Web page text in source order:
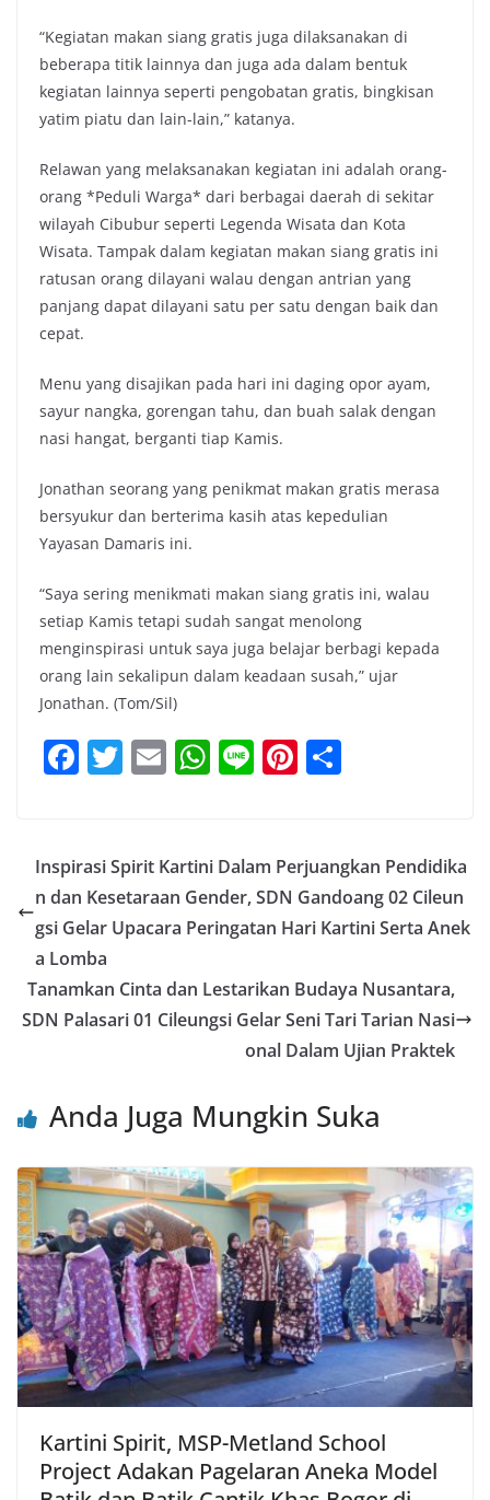
“Kegiatan makan siang gratis juga dilaksanakan di
beberapa titik lainnya dan juga ada dalam bentuk
kegiatan lainnya seperti pengobatan gratis, bingkisan
yatim piatu dan lain-lain,” katanya.
Relawan yang melaksanakan kegiatan ini adalah orang-
orang *Peduli Warga* dari berbagai daerah di sekitar
wilayah Cibubur seperti Legenda Wisata dan Kota
Wisata. Tampak dalam kegiatan makan siang gratis ini
ratusan orang dilayani walau dengan antrian yang
panjang dapat dilayani satu per satu dengan baik dan
cepat.
Menu yang disajikan pada hari ini daging opor ayam,
sayur nangka, gorengan tahu, dan buah salak dengan
nasi hangat, berganti tiap Kamis.
Jonathan seorang yang penikmat makan gratis merasa
bersyukur dan berterima kasih atas kepedulian
Yayasan Damaris ini.
“Saya sering menikmati makan siang gratis ini, walau
setiap Kamis tetapi sudah sangat menolong
menginspirasi untuk saya juga belajar berbagi kepada
orang lain sekalipun dalam keadaan susah,” ujar
Jonathan. (Tom/Sil)
F
e
b
o
o
k
T
er
E
l
W
s
A
p
Li Pi
e
st
e
Inspirasi Spirit Kartini Dalam Perjuangkan Pendidika
n dan Kesetaraan Gender, SDN Gandoang 02 Cileun
gsi Gelar Upacara Peringatan Hari Kartini Serta Anek
a Lomba
Tanamkan Cinta dan Lestarikan Budaya Nusantara,
SDN Palasari 01 Cileungsi Gelar Seni Tari Tarian Nasi
onal Dalam Ujian Praktek
Anda Juga Mungkin Suka
Kartini Spirit, MSP-Metland School
Project Adakan Pagelaran Aneka Model